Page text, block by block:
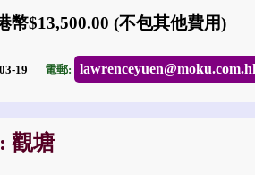
幣$13,500.00 (不包其他費用)
03-19 電郵:
觀塘